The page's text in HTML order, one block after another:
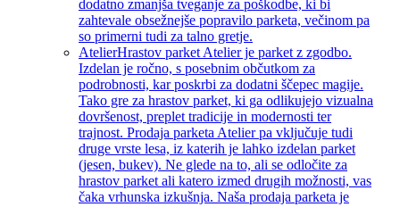
dodatno zmanjša tveganje za poškodbe, ki bi
zahtevale obsežnejše popravilo parketa, večinom pa
so primerni tudi za talno gretje.
AtelierHrastov parket Atelier je parket z zgodbo.
Izdelan je ročno, s posebnim občutkom za
podrobnosti, kar poskrbi za dodatni ščepec magije.
Tako gre za hrastov parket, ki ga odlikujejo vizualna
dovršenost, preplet tradicije in modernosti ter
trajnost. Prodaja parketa Atelier pa vključuje tudi
druge vrste lesa, iz katerih je lahko izdelan parket
(jesen, bukev). Ne glede na to, ali se odločite za
hrastov parket ali katero izmed drugih možnosti, vas
čaka vrhunska izkušnja. Naša prodaja parketa je